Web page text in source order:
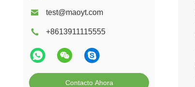
test@maoyt.com
+8613911115555
Contacto Ahora